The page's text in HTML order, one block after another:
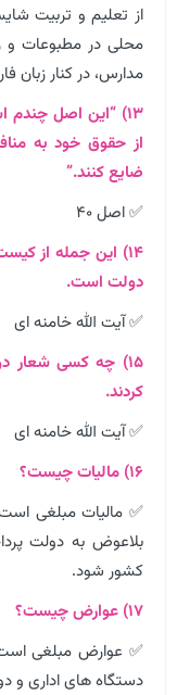
از تعلیم و تربیت
محلی در مطبوعات و
مدارس، در کنار زبان
۱۳) “این اصل چندم
از حقوق خود به
ضایع کنند.”
✅ اصل ۴۰
۱۴) این جمله از
دولت است.
✅ آیت الله خامنه ای
۱۵) چه کسی شعار
کردند.
✅ آیت الله خامنه ای
۱۶) مالیات چیست؟
✅ مالیات مبلغی
بلاعوض به دولت
کشور شود.
۱۷) عوارض چیست؟
✅ عوارض مبلغی
دستگاه های اداری و